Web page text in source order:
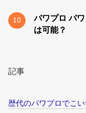
10
パワプロ パ
は可能？
記事
歴代のパワプロでこ